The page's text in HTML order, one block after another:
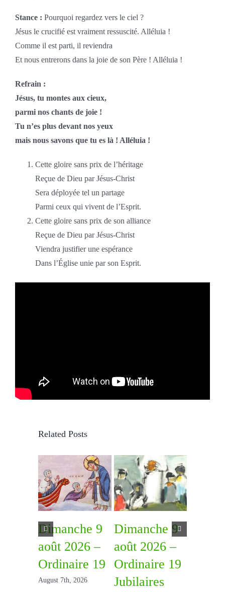
Stance : Pourquoi regardez vers le ciel ?
Jésus le crucifié est vraiment ressuscité. Alléluia !
Comme il est parti, il reviendra
Et nous entrerons dans la joie de son Père ! Alléluia !
Refrain :
Jésus, tu montes aux cieux,
parmi nos chants de joie !
Tu n’es plus devant nos yeux
mais nous savons que tu es là ! Alléluia !
Cette gloire sans prix de l’héritage
Reçue de Dieu par Jésus-Christ
Sera déployée tel un partage
Parmi ceux qui vivent de l’Esprit.
Cette gloire sans prix de son alliance
Reçue de Dieu par Jésus-Christ
Viendra justifier une espérance
Dans l’Église unie par son Esprit.
Related Posts
Dimanche 9
août 2026 –
Ordinaire 19
August 7th, 2026
Dimanche 9
août 2026 –
Ordinaire 19
Jubilaires